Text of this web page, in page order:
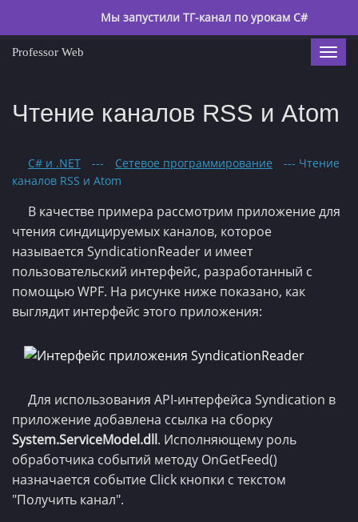
Мы запустили ТГ-канал по урокам C#
Professor Web
Чтение каналов RSS и Atom
C# и .NET --- Сетевое программирование
--- Чтение
каналов RSS и Atom
В качестве примера рассмотрим приложение для
чтения синдицируемых каналов, которое
называется SyndicationReader и имеет
пользовательский интерфейс, разработанный с
помощью WPF. На рисунке ниже показано, как
выглядит интерфейс этого приложения:
Для использования API-интерфейса Syndication в
приложение добавлена ссылка на сборку
System.ServiceModel.dll. Исполняющему роль
обработчика событий методу OnGetFeed()
назначается событие Click кнопки с текстом
"Получить канал".